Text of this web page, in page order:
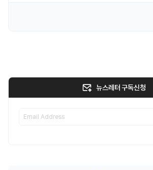
뉴스레터 구독신청